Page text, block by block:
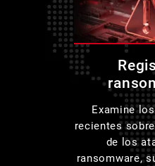
Examine
recientes
de los
ransomware,